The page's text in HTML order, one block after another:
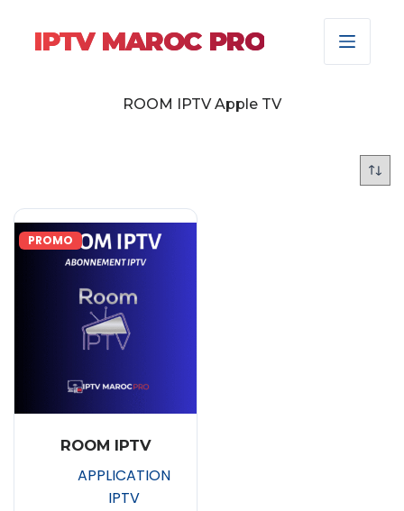
IPTV MAROC PRO
ROOM IPTV Apple TV
PROMO
ROOM IPTV
APPLICATION
IPTV